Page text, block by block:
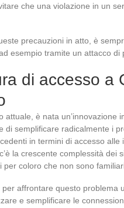
che una violazione in un
precauzioni in atto, è
esempio tramite un attacco di
di accesso a
attuale, è nata un’innovazione
di semplificare radicalmente i
in termini di accesso
la crescente complessità dei
coloro che non sono
affrontare questo problema
e semplificare le